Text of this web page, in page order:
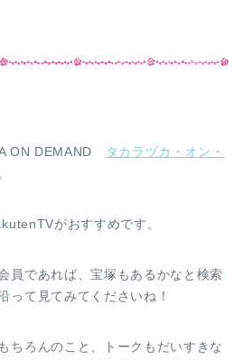
ON DEMAND
タカラヅカ・オン・
がおすすめです。
員であれば、宝塚もあるかなと検索
って見てみてくださいね！
ちろんのこと、トークもだいすきな